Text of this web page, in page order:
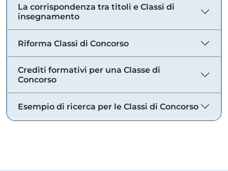
La corrispondenza tra titoli e Classi di
insegnamento
Riforma Classi di Concorso
Crediti formativi per una Classe di
Concorso
Esempio di ricerca per le Classi di Concorso